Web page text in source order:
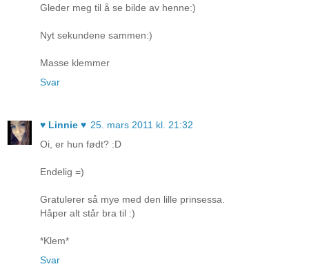
Gleder meg til å se bilde av henne:)
Nyt sekundene sammen:)
Masse klemmer
Svar
♥ Linnie ♥ 25. mars 2011 kl. 21:32
Oi, er hun født? :D
Endelig =)
Gratulerer så mye med den lille prinsessa.
Håper alt står bra til :)
*Klem*
Svar